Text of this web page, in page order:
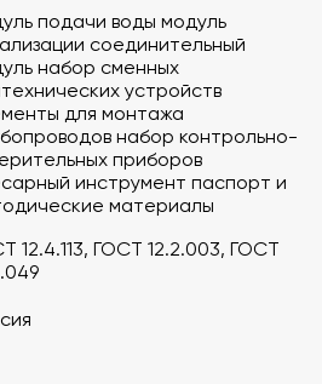
: 12 л
гидроаккумулятора
: 10 л
гидроаккумулятора
подачи воды модуль
соединительный
набор сменных
устройств
для монтажа
набор контрольно-
приборов
инструмент паспорт и
материалы
12.4.113, ГОСТ 12.2.003, ГОСТ